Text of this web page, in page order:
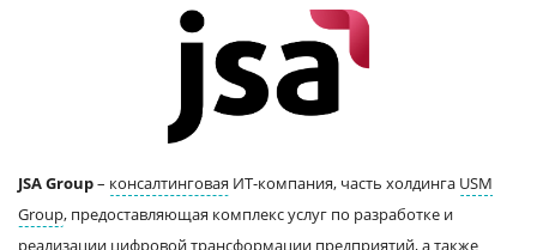
JSA Group– консалтинговая ИТ-компания, часть холдинга USM
Group, предоставляющая комплекс услуг по разработке и